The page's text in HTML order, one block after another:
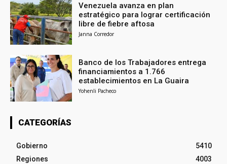
Venezuela avanza en plan
estratégico para lograr certificación
libre de fiebre aftosa
Janna Corredor
Banco de los Trabajadores entrega
financiamientos a 1.766
establecimientos en La Guaira
Yohenli Pacheco
CATEGORÍAS
Gobierno
5410
Regiones
4003